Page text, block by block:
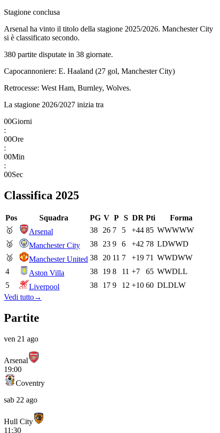
Stagione conclusa
Arsenal ha vinto il titolo della stagione 2025/2026. Manchester City
si è classificato secondo.
380 partite disputate in 38 giornate.
Capocannoniere: E. Haaland (27 gol, Manchester City)
Retrocesse: West Ham, Burnley, Wolves.
La stagione 2026/2027 inizia tra
00Giorni
:
00Ore
:
00Min
:
00Sec
Classifica 2025
Pos Squadra PG V P S DR Pti
Forma
🥇
Arsenal 38 26 7 5 +44 85 WWWWW
🥈
Manchester City 38 23 9 6 +42 78 LDWWD
🥉
Manchester United 38 20 11 7 +19 71 WWDWW
4
Aston Villa 38 19 8 11 +7 65 WWDLL
5
Liverpool 38 17 9 12 +10 60 DLDLW
Vedi tutto→
Partite
ven 21 ago
Arsenal
19:00
Coventry
sab 22 ago
Hull City
11:30